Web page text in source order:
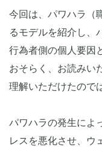
今回は、パワハラ（
るモデルを紹介し、
行為者側の個人要因
おそらく、お読みい
理解いただけたので
パワハラの発生によ
レスを悪化させ、ウ